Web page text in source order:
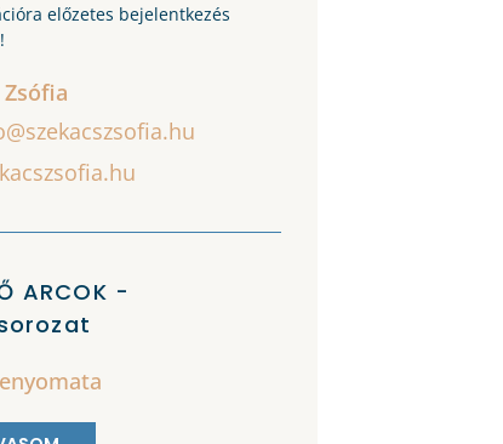
előzetes bejelentkezés
Zsófia
ARCOK -